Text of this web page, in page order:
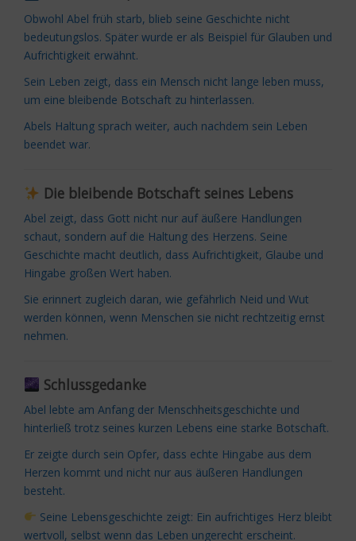
Obwohl Abel früh starb, blieb seine Geschichte nicht
bedeutungslos. Später wurde er als Beispiel für Glauben und
Aufrichtigkeit erwähnt.
Sein Leben zeigt, dass ein Mensch nicht lange leben muss,
um eine bleibende Botschaft zu hinterlassen.
Abels Haltung sprach weiter, auch nachdem sein Leben
beendet war.
Die bleibende Botschaft seines Lebens
Abel zeigt, dass Gott nicht nur auf äußere Handlungen
schaut, sondern auf die Haltung des Herzens. Seine
Geschichte macht deutlich, dass Aufrichtigkeit, Glaube und
Hingabe großen Wert haben.
Sie erinnert zugleich daran, wie gefährlich Neid und Wut
werden können, wenn Menschen sie nicht rechtzeitig ernst
nehmen.
Schlussgedanke
Abel lebte am Anfang der Menschheitsgeschichte und
hinterließ trotz seines kurzen Lebens eine starke Botschaft.
Er zeigte durch sein Opfer, dass echte Hingabe aus dem
Herzen kommt und nicht nur aus äußeren Handlungen
besteht.
Seine Lebensgeschichte zeigt: Ein aufrichtiges Herz bleibt
wertvoll, selbst wenn das Leben ungerecht erscheint.